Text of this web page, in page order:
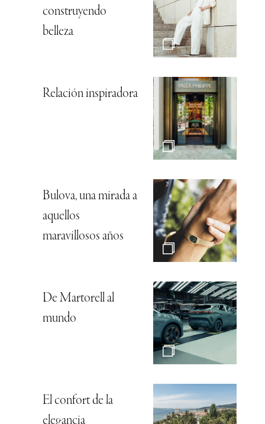
construyendo
belleza
Relación inspiradora
Bulova, una mirada a
aquellos
maravillosos años
De Martorell al
mundo
El confort de la
elegancia